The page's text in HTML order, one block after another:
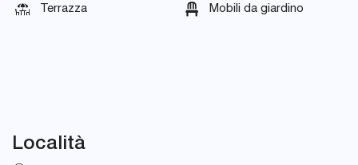
Terrazza Mobili da giardino
Località